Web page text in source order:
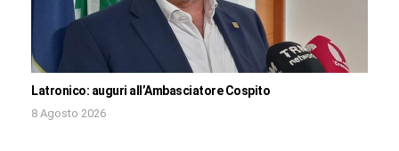
Latronico: auguri all’Ambasciatore Cospito
8 Agosto 2026